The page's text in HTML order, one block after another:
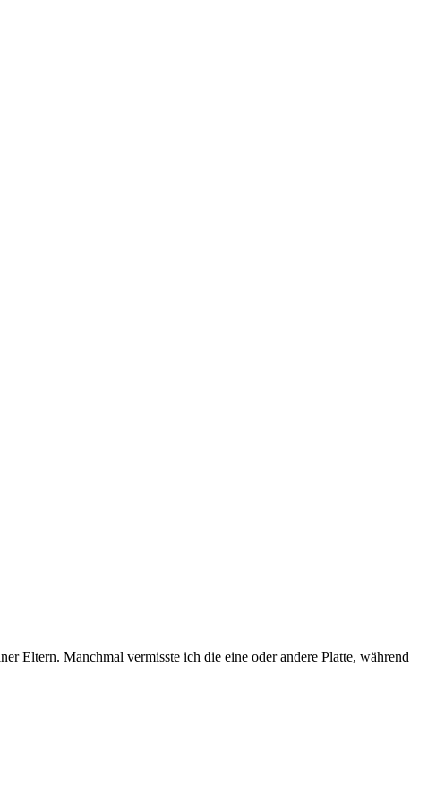
Eltern. Manchmal vermisste ich die eine oder andere Platte, während